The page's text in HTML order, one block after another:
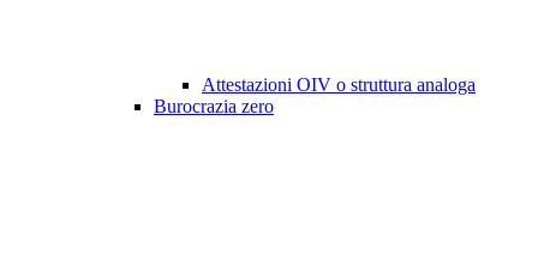
Attestazioni OIV o struttura analoga
Burocrazia zero